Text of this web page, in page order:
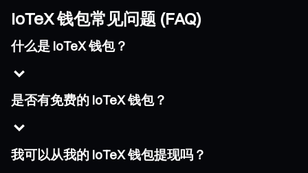
IoTeX 钱包常见问题 (FAQ)
什么是 IoTeX 钱包？
是否有免费的 IoTeX 钱包？
我可以从我的 IoTeX 钱包提现吗？